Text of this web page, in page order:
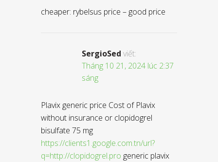
cheaper: rybelsus price – good price
SergioSed viết:
Tháng 10 21, 2024 lúc 2:37
sáng
Plavix generic price Cost of Plavix
without insurance or clopidogrel
bisulfate 75 mg
https://clients1.google.com.tn/url?
q=http://clopidogrel.pro generic plavix